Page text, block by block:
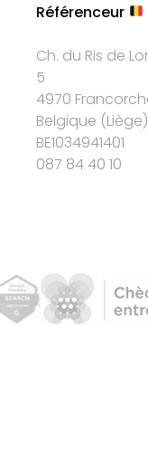
Référenceur
Ch. du Ris de
5
4970
Belgique (Liège)
BE1034941401
087 84 40 10